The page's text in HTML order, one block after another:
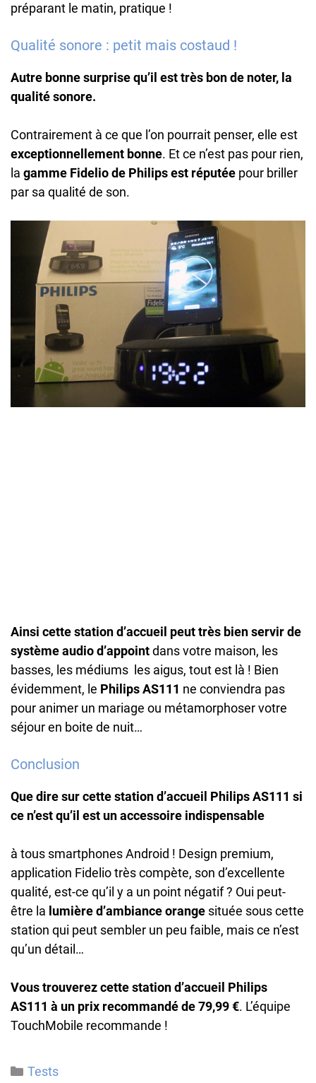
préparant le matin, pratique !
Qualité sonore : petit mais costaud !
Autre bonne surprise qu’il est très bon de noter, la
qualité sonore.
Contrairement à ce que l’on pourrait penser, elle est
exceptionnellement bonne. Et ce n’est pas pour rien,
la gamme Fidelio de Philips est réputée pour briller
par sa qualité de son.
Ainsi cette station d’accueil peut très bien servir de
système audio d’appointdans votre maison, les
basses, les médiums les aigus, tout est là ! Bien
évidemment, le Philips AS111 ne conviendra pas
pour animer un mariage ou métamorphoser votre
séjour en boite de nuit…
Conclusion
Que dire sur cette station d’accueil Philips AS111 si
ce n’est qu’il est un accessoire indispensable
à tous smartphones Android ! Design premium,
application Fidelio très compète, son d’excellente
qualité, est-ce qu’il y a un point négatif ? Oui peut-
être la lumière d’ambiance orange située sous cette
station qui peut sembler un peu faible, mais ce n’est
qu’un détail…
Vous trouverez cette station d’accueil Philips
AS111 à un prix recommandé de 79,99 €. L’équipe
TouchMobile recommande !
Catégories
Tests